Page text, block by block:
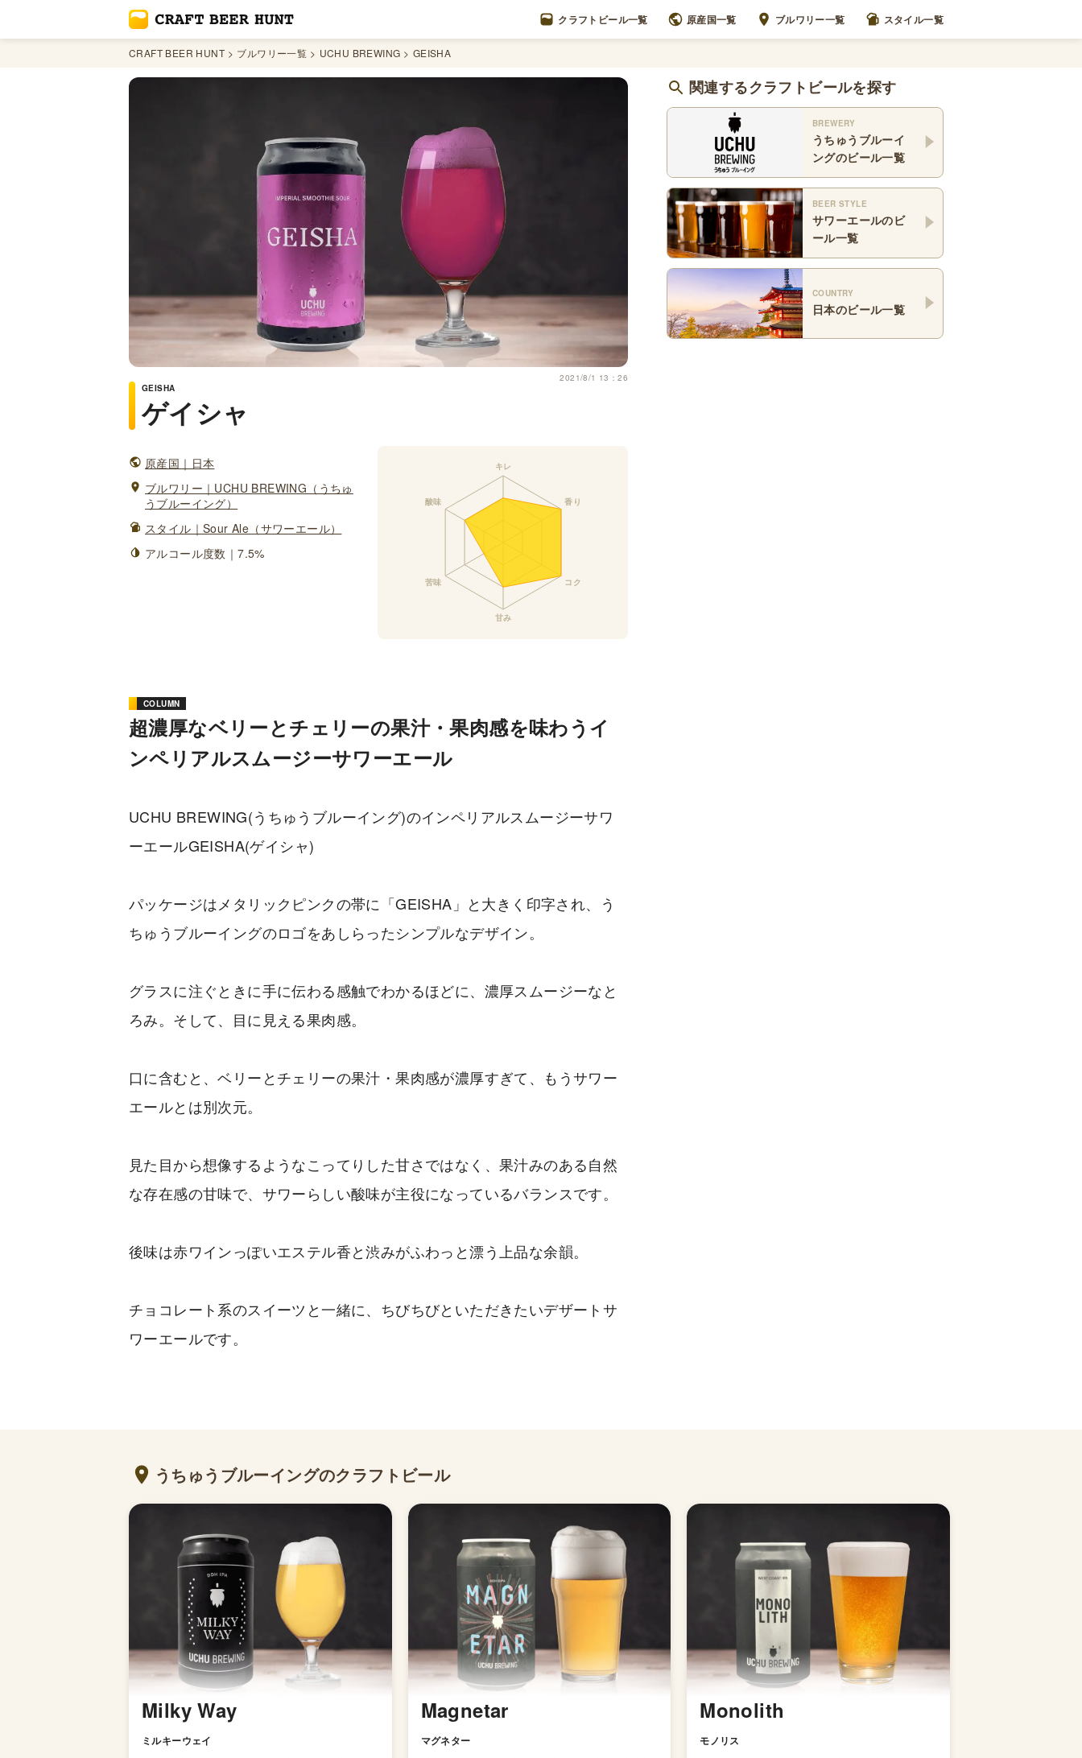
クラフトビール一覧 原産国一覧 ブルワリー一覧 スタイル一覧
CRAFT BEER HUNT ブルワリー一覧 UCHU BREWING GEISHA
2021/8/1 13：26
GEISHA
ゲイシャ
原産国｜日本
ブルワリー｜UCHU BREWING（うちゅ
うブルーイング）
スタイル｜Sour Ale（サワーエール）
アルコール度数｜7.5%
COLUMN
超濃厚なベリーとチェリーの果汁・果肉感を味わうイ
ンペリアルスムージーサワーエール
UCHU BREWING(うちゅうブルーイング)のインペリアルスムージーサワ
ーエールGEISHA(ゲイシャ)
パッケージはメタリックピンクの帯に「GEISHA」と大きく印字され、う
ちゅうブルーイングのロゴをあしらったシンプルなデザイン。
グラスに注ぐときに手に伝わる感触でわかるほどに、濃厚スムージーなと
ろみ。そして、目に見える果肉感。
口に含むと、ベリーとチェリーの果汁・果肉感が濃厚すぎて、もうサワー
エールとは別次元。
見た目から想像するようなこってりした甘さではなく、果汁みのある自然
な存在感の甘味で、サワーらしい酸味が主役になっているバランスです。
後味は赤ワインっぽいエステル香と渋みがふわっと漂う上品な余韻。
チョコレート系のスイーツと一緒に、ちびちびといただきたいデザートサ
ワーエールです。
関連するクラフトビールを探す
BREWERY
うちゅうブルーイ
ングのビール一覧
BEER STYLE
サワーエールのビ
ール一覧
COUNTRY
日本のビール一覧
うちゅうブルーイングのクラフトビール
Milky Way
ミルキーウェイ
Magnetar
マグネター
Monolith
モノリス